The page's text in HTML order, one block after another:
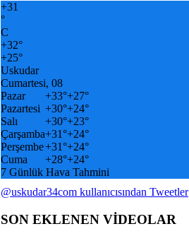
+31
°
C
+32°
+25°
Uskudar
Cumartesi, 08
Pazar
+33°+27°
Pazartesi +30°+24°
Salı
+30°+23°
Çarşamba+31°+24°
Perşembe+31°+24°
Cuma
+28°+24°
7 Günlük Hava Tahmini
@uskudar34com kullanıcısından Tweetler
SON EKLENEN VİDEOLAR